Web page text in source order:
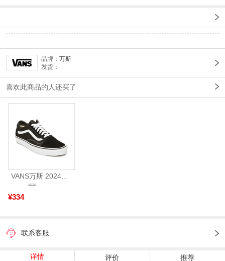
品牌： 万斯
发货：
喜欢此商品的人还买了
VANS万斯 2024年新款中性OldSkool帆布鞋/硫化鞋VN000D3HY28（延续款）
¥334
¥539
联系客服
详情 评价 推荐